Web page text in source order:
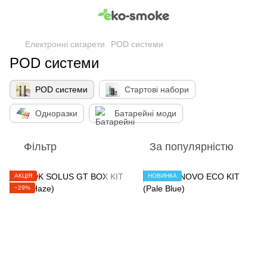
Електронні сигарети POD системи
POD системи
POD системи Стартові набори
Одноразки Батарейні моди
Фільтр За популярністю
АКЦІЯ
−29%
НОВИНКА